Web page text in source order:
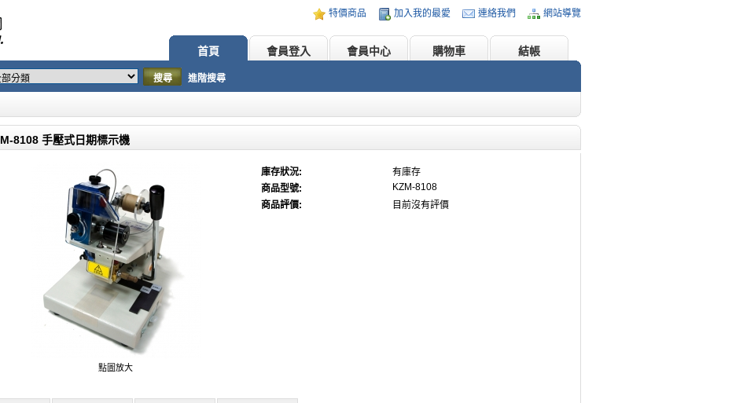
特價商品 加入我的最愛 連絡我們 網站導覽
首頁 會員登入 會員中心 購物車 結帳
搜尋 進階搜尋
8108 手壓式日期標示機
點圖放大
庫存狀況:
有庫存
商品型號:
KZM-8108
商品評價:
目前沒有評價